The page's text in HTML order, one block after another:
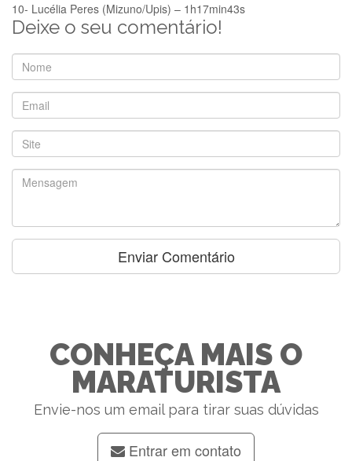
10- Lucélia Peres (Mizuno/Upis) – 1h17min43s
Deixe o seu comentário!
CONHEÇA MAIS O
MARATURISTA
Envie-nos um email para tirar suas dúvidas
Entrar em contato